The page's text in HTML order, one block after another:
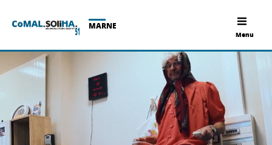
Menu
MARNE